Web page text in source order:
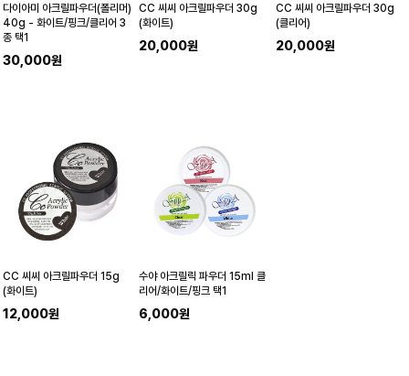
다이아미 아크릴파우더(폴리머)
40g - 화이트/핑크/클리어 3
종 택1
30,000원
CC 씨씨 아크릴파우더 30g
(화이트)
20,000원
CC 씨씨 아크릴파우더 30g
(클리어)
20,000원
CC 씨씨 아크릴파우더 15g
(화이트)
12,000원
수야 아크릴릭 파우더 15ml 클
리어/화이트/핑크 택1
6,000원